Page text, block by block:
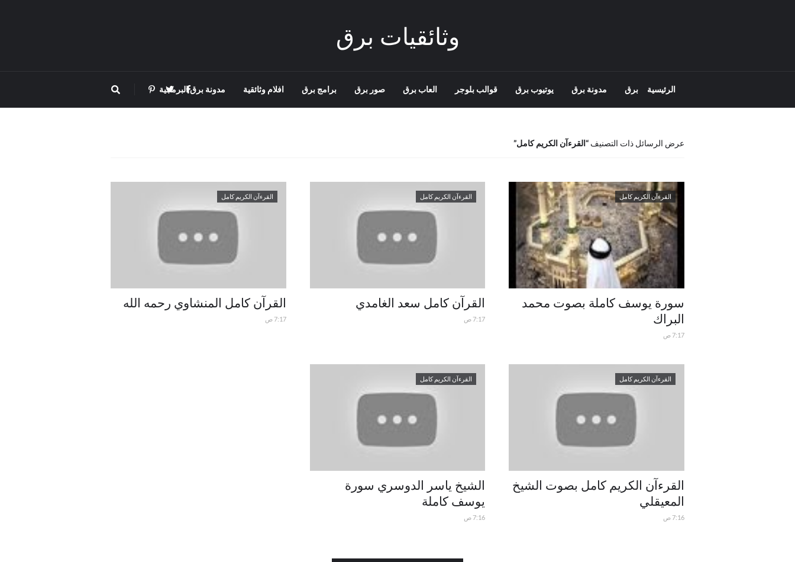
وثائقيات برق
الرئيسية برق مدونة برق يوتيوب برق قوالب بلوجر العاب برق صور برق برامج برق افلام وثائقية مدونة برق البرمجية
عرض الرسائل ذات التصنيف القرءآن الكريم كامل
القرءآن الكريم كامل
سورة يوسف كاملة بصوت محمد
البراك
7:17 ص
القرءآن الكريم كامل
القرآن كامل سعد الغامدي
7:17 ص
القرءآن الكريم كامل
القرآن كامل المنشاوي رحمه الله
7:17 ص
القرءآن الكريم كامل
القرءآن الكريم كامل بصوت الشيخ
المعيقلي
7:16 ص
القرءآن الكريم كامل
الشيخ ياسر الدوسري سورة
يوسف كاملة
7:16 ص